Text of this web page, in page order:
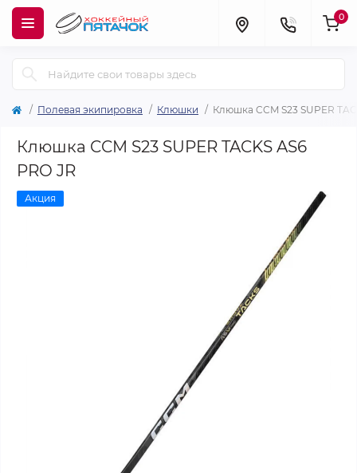
0
Полевая экипировка Клюшки Клюшка CCM S23 SUPER
Клюшка CCM S23 SUPER TACKS AS6
PRO JR
Акция